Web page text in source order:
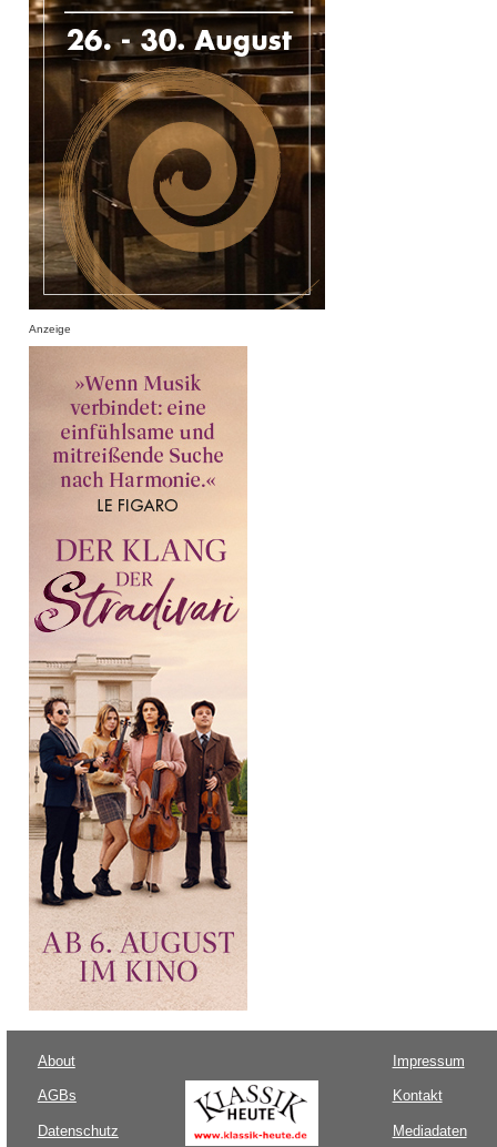
Anzeige
About
AGBs
Datenschutz
Impressum
Kontakt
Mediadaten